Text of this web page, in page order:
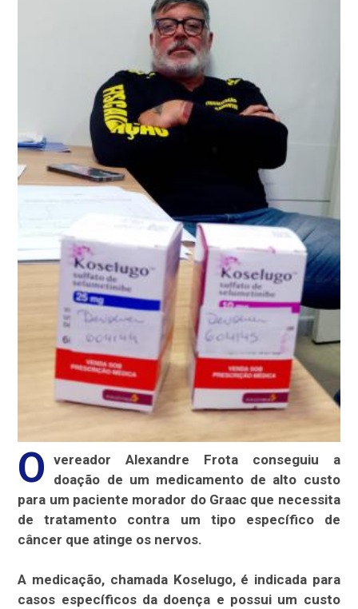
O
vereador Alexandre Frota conseguiu a
doação de um medicamento de alto custo
para um paciente morador do Graac que necessita
de tratamento contra um tipo específico de
câncer que atinge os nervos.
A medicação, chamada Koselugo, é indicada para
casos específicos da doença e possui um custo